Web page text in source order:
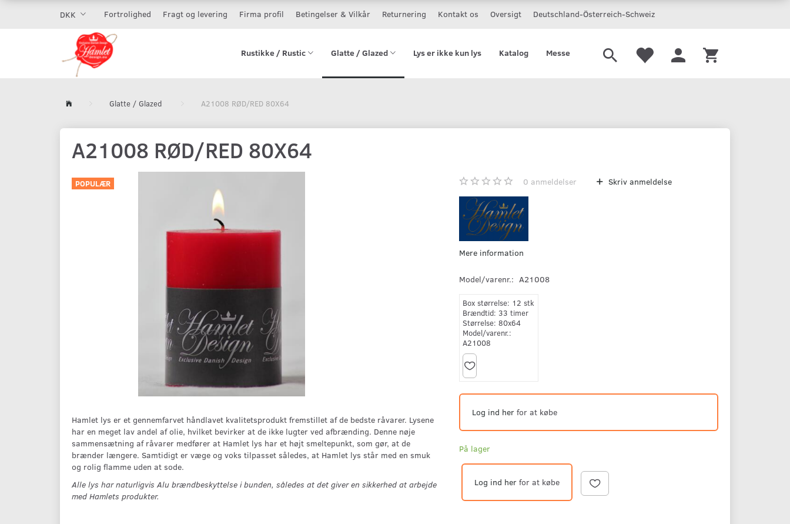
DKK Fortrolighed Fragt og levering Firma profil Betingelser & Vilkår Returnering Kontakt os Oversigt Deutschland-Österreich-Schweiz
Rustikke / Rustic Glatte / Glazed Lys er ikke kun lys Katalog Messe
Glatte / Glazed A21008 RØD/RED 80X64
A21008 RØD/RED 80X64
POPULÆR
Hamlet lys er et gennemfarvet håndlavet kvalitetsprodukt fremstillet af de bedste råvarer. Lysene
har en meget lav andel af olie, hvilket bevirker at de ikke lugter ved afbrænding. Denne nøje
sammensætning af råvarer medfører at Hamlet lys har et højt smeltepunkt, som gør, at de
brænder længere. Samtidigt er væge og voks tilpasset således, at Hamlet lys står med en smuk
og rolig flamme uden at sode.
Alle lys har naturligvis Alu brændbeskyttelse i bunden, således at det giver en sikkerhed at arbejde
med Hamlets produkter.
0 anmeldelser Skriv anmeldelse
Mere information
Model/varenr.: A21008
Box størrelse: 12 stk
Brændtid: 33 timer
Størrelse:80x64
Model/varenr.:
A21008
Log ind her for at købe
På lager
Log ind her for at købe